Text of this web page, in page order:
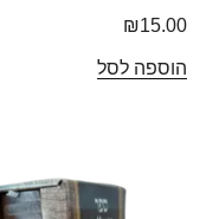
₪15.00
הוספה לסל